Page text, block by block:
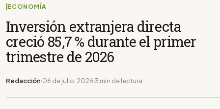
ECONOMÍA
Inversión extranjera directa
creció 85,7 % durante el primer
trimestre de 2026
Redacción 06 de julio, 2026 3 min de lectura